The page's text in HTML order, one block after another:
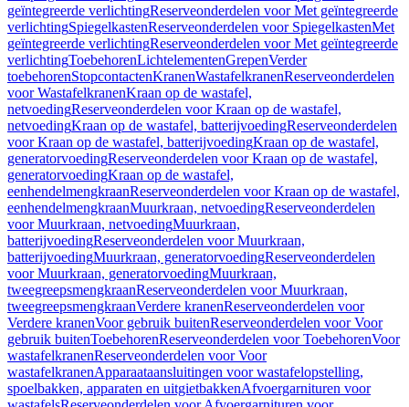
geïntegreerde verlichtingReserveonderdelen voor Met geïntegreerde
verlichtingSpiegelkastenReserveonderdelen voor SpiegelkastenMet
geïntegreerde verlichtingReserveonderdelen voor Met geïntegreerde
verlichtingToebehorenLichtelementenGrepenVerder
toebehorenStopcontactenKranenWastafelkranenReserveonderdelen
voor WastafelkranenKraan op de wastafel,
netvoedingReserveonderdelen voor Kraan op de wastafel,
netvoedingKraan op de wastafel, batterijvoedingReserveonderdelen
voor Kraan op de wastafel, batterijvoedingKraan op de wastafel,
generatorvoedingReserveonderdelen voor Kraan op de wastafel,
generatorvoedingKraan op de wastafel,
eenhendelmengkraanReserveonderdelen voor Kraan op de wastafel,
eenhendelmengkraanMuurkraan, netvoedingReserveonderdelen
voor Muurkraan, netvoedingMuurkraan,
batterijvoedingReserveonderdelen voor Muurkraan,
batterijvoedingMuurkraan, generatorvoedingReserveonderdelen
voor Muurkraan, generatorvoedingMuurkraan,
tweegreepsmengkraanReserveonderdelen voor Muurkraan,
tweegreepsmengkraanVerdere kranenReserveonderdelen voor
Verdere kranenVoor gebruik buitenReserveonderdelen voor Voor
gebruik buitenToebehorenReserveonderdelen voor ToebehorenVoor
wastafelkranenReserveonderdelen voor Voor
wastafelkranenApparaataansluitingen voor wastafelopstelling,
spoelbakken, apparaten en uitgietbakkenAfvoergarnituren voor